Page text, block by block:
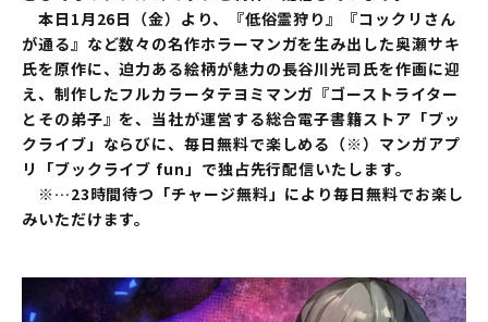
本日1月26日（金）より、『低俗霊狩り』『コックリさん
が通る』など数々の名作ホラーマンガを生み出した奥瀬サキ
氏を原作に、迫力ある絵柄が魅力の長谷川光司氏を作画に迎
え、制作したフルカラータテヨミマンガ『ゴーストライター
とその弟子』を、当社が運営する総合電子書籍ストア「ブッ
クライブ」ならびに、毎日無料で楽しめる（※）マンガアプ
リ「ブックライブ fun」で独占先行配信いたします。
※…23時間待つ「チャージ無料」により毎日無料でお楽し
みいただけます。